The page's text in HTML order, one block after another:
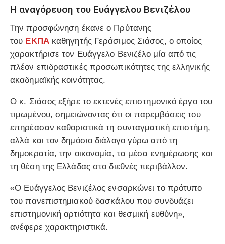
Η αναγόρευση του Ευάγγελου Βενιζέλου
Την προσφώνηση έκανε ο Πρύτανης
του ΕΚΠΑκαθηγητής Γεράσιμος Σιάσος, ο οποίος
χαρακτήρισε τον Ευάγγελο Βενιζέλο μία από τις
πλέον επιδραστικές προσωπικότητες της ελληνικής
ακαδημαϊκής κοινότητας.
Ο κ. Σιάσος εξήρε το εκτενές επιστημονικό έργο του
τιμωμένου, σημειώνοντας ότι οι παρεμβάσεις του
επηρέασαν καθοριστικά τη συνταγματική επιστήμη,
αλλά και τον δημόσιο διάλογο γύρω από τη
δημοκρατία, την οικονομία, τα μέσα ενημέρωσης και
τη θέση της Ελλάδας στο διεθνές περιβάλλον.
«Ο Ευάγγελος Βενιζέλος ενσαρκώνει το πρότυπο
του πανεπιστημιακού δασκάλου που συνδυάζει
επιστημονική αρτιότητα και θεσμική ευθύνη»,
ανέφερε χαρακτηριστικά.